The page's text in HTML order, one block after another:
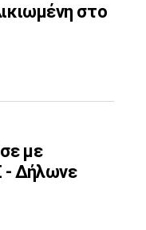
στο
με
- Δήλωνε